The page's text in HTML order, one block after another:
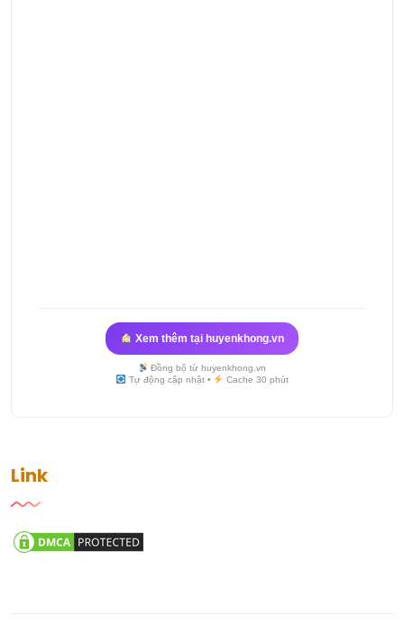
Xem thêm tại huyenkhong.vn
Đồng bộ từ huyenkhong.vn
Tự động cập nhật •
Cache 30 phút
Link